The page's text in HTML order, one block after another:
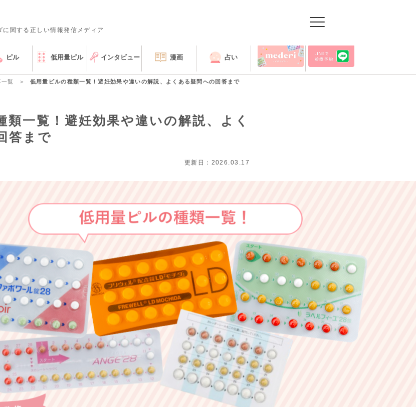
に関する正しい情報発信メディア
ピル 低用量ピル インタビュー 漫画 占い 出張授業
覧 低用量ピルの種類一覧！避妊効果や違いの解説、よくある疑問への回答まで
類一覧！避妊効果や違いの解説、よく
答まで
更新日：2026.03.17